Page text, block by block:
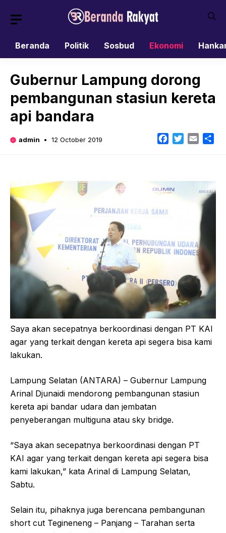
Beranda
Politik Sosbud Ekonomi
Gubernur Lampung dorong
pembangunan stasiun kereta
api bandara
admin 12 October 2019 Facebook
TwitterEmail
Saya akan secepatnya berkoordinasi dengan PT KAI
agar yang terkait dengan kereta api segera bisa kami
lakukan.
Lampung Selatan (ANTARA) – Gubernur Lampung
Arinal Djunaidi mendorong pembangunan stasiun
kereta api bandar udara dan jembatan
penyeberangan multiguna atau sky bridge.
“Saya akan secepatnya berkoordinasi dengan PT
KAI agar yang terkait dengan kereta api segera bisa
kami lakukan,” kata Arinal di Lampung Selatan,
Sabtu.
Selain itu, pihaknya juga berencana pembangunan
short cut Tegineneng – Panjang – Tarahan serta